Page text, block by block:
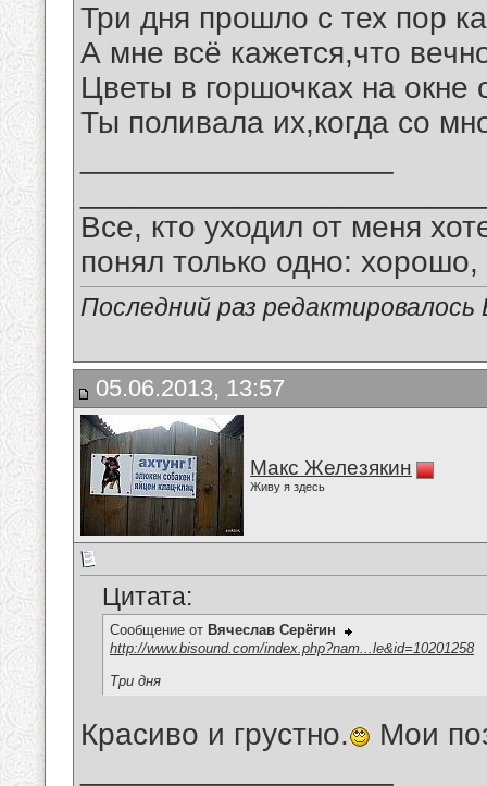
Три дня прошло с тех пор
А мне всё кажется,что
Цветы в горшочках на окне
Ты поливала их,когда со
Все, кто уходил от меня
понял только одно:
Последний раз
05.06.2013, 13:57
Макс Железякин
Живу я здесь
Цитата:
Сообщение от Вячеслав Серёгин
http://www.bisound.com/index.php?nam...le&id=10201258
Три дня
Красиво и грустно.
Мои